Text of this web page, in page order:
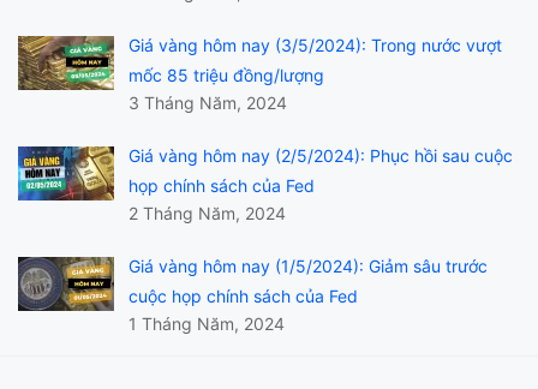
Giá vàng hôm nay (3/5/2024): Trong nước vượt
mốc 85 triệu đồng/lượng
3 Tháng Năm, 2024
Giá vàng hôm nay (2/5/2024): Phục hồi sau cuộc
họp chính sách của Fed
2 Tháng Năm, 2024
Giá vàng hôm nay (1/5/2024): Giảm sâu trước
cuộc họp chính sách của Fed
1 Tháng Năm, 2024